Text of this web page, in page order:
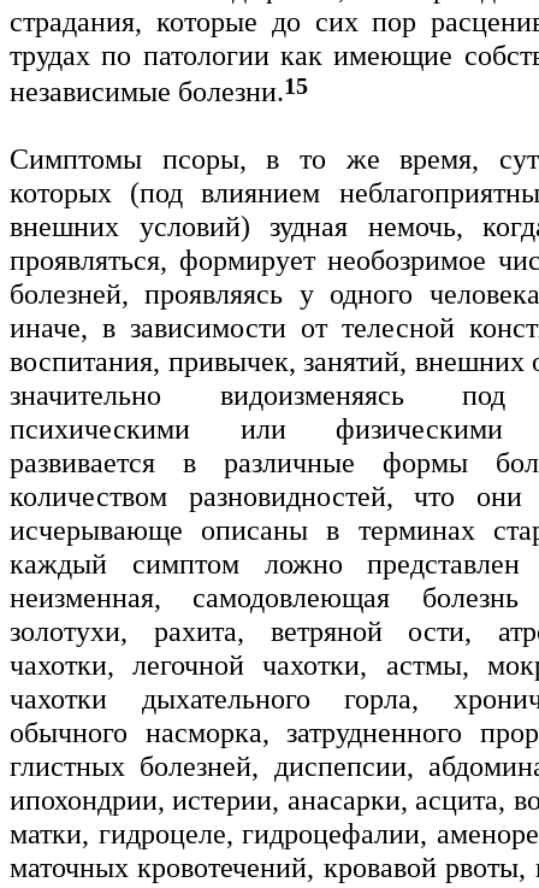
страдания, которые до сих пор
трудах по патологии как имеющие
независимые болезни.15
Симптомы псоры, в то же время,
которых (под влиянием
внешних условий) зудная немочь,
проявляться, формирует необозримое
болезней, проявляясь у одного
иначе, в зависимости от телесной
воспитания, привычек, занятий, внешних
значительно видоизменяясь под
психическими или физическими
развивается в различные формы
количеством разновидностей, что
исчерывающе описаны в терминах
каждый симптом ложно представлен
неизменная, самодовлеющая
золотухи, рахита, ветряной ости,
чахотки, легочной чахотки, астмы,
чахотки дыхательного горла,
обычного насморка, затрудненного
глистных болезней, диспепсии,
ипохондрии, истерии, анасарки, асцита,
матки, гидроцеле, гидроцефалии,
маточных кровотечений, кровавой рвоты,